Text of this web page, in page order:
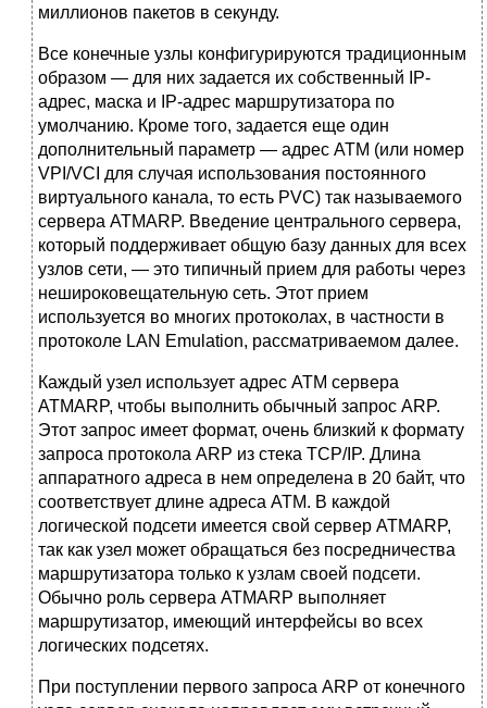
миллионов пакетов в секунду.
Все конечные узлы конфигурируются традиционным
образом — для них задается их собственный IP-
адрес, маска и IP-адрес маршрутизатора по
умолчанию. Кроме того, задается еще один
дополнительный параметр — адрес АТМ (или номер
VPI/VCI для случая использования постоянного
виртуального канала, то есть PVC) так называемого
сервера ATMARP. Введение центрального сервера,
который поддерживает общую базу данных для всех
узлов сети, — это типичный прием для работы через
нешироковещательную сеть. Этот прием
используется во многих протоколах, в частности в
протоколе LAN Emulation, рассматриваемом далее.
Каждый узел использует адрес АТМ сервера
ATMARP, чтобы выполнить обычный запрос ARP.
Этот запрос имеет формат, очень близкий к формату
запроса протокола ARP из стека TCP/IP. Длина
аппаратного адреса в нем определена в 20 байт, что
соответствует длине адреса АТМ. В каждой
логической подсети имеется свой сервер ATMARP,
так как узел может обращаться без посредничества
маршрутизатора только к узлам своей подсети.
Обычно роль сервера ATMARP выполняет
маршрутизатор, имеющий интерфейсы во всех
логических подсетях.
При поступлении первого запроса ARP от конечного